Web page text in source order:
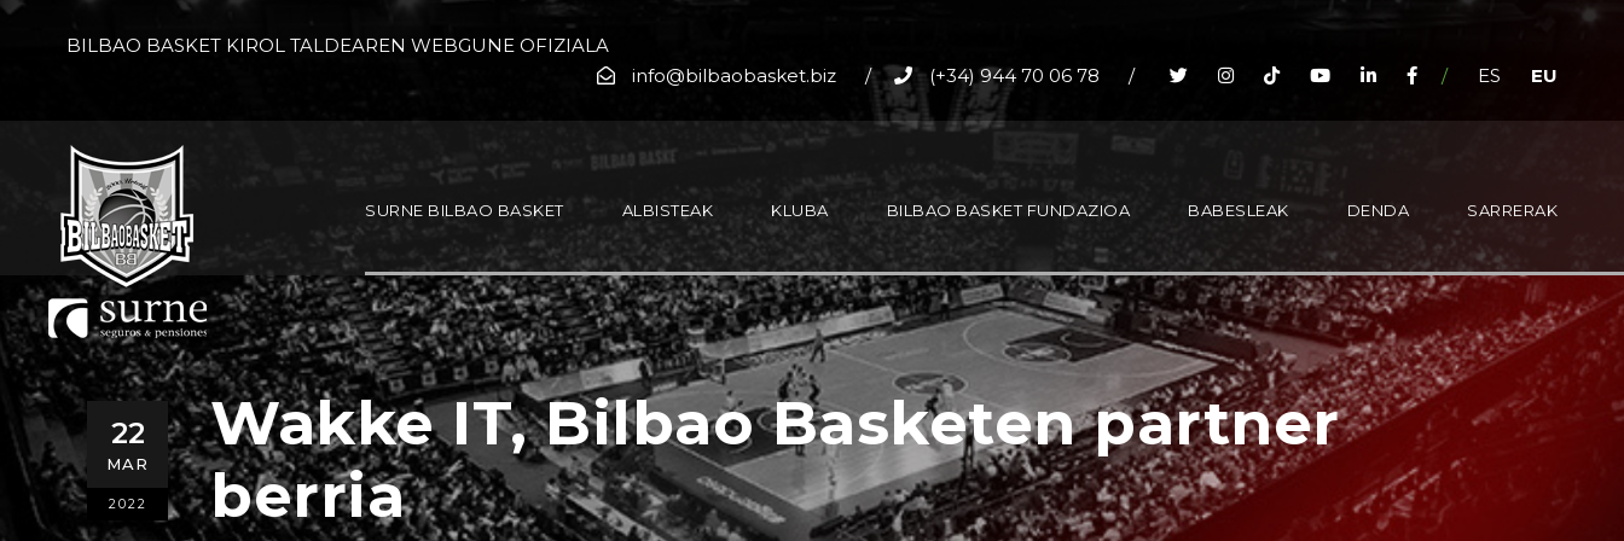
BILBAO BASKET KIROL TALDEAREN WEBGUNE OFIZIALA
info@bilbaobasket.biz
/ (+34) 944 70 06 78 / / ES EU
SURNE BILBAO BASKET ALBISTEAK KLUBA BILBAO BASKET FUNDAZIOA BABESLEAK DENDA SARRERAK
22
MAR
2022
Wakke IT, Bilbao Basketen partner
berria